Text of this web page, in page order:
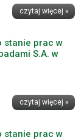
czytaj więcej »
stanie prac w
S.A. w
czytaj więcej »
stanie prac w